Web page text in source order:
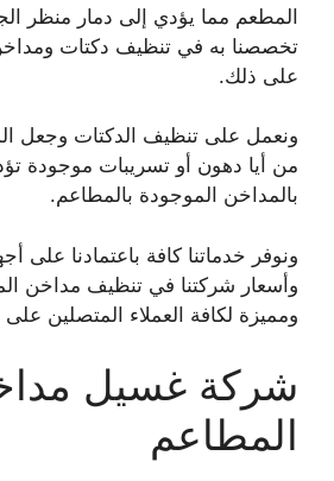
المطعم مما يؤدي إلى دمار منظر
تخصصنا به في تنظيف دكتات
على ذلك.
ونعمل على تنظيف الدكتات وجعل
من أيا دهون أو تسريبات موجودة
بالمداخن الموجودة بالمطاعم.
ونوفر خدماتنا كافة باعتمادنا على
وأسعار شركتنا في تنظيف مداخن
ومميزة لكافة العملاء المتصلين
شركة غسيل
المطاعم